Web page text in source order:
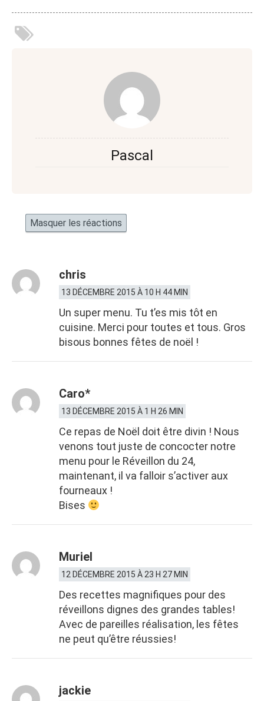
Pascal
Masquer les réactions
chris
13 DÉCEMBRE 2015 À 10 H 44 MIN
Un super menu. Tu t’es mis tôt en
cuisine. Merci pour toutes et tous. Gros
bisous bonnes fêtes de noël !
Caro*
13 DÉCEMBRE 2015 À 1 H 26 MIN
Ce repas de Noël doit être divin ! Nous
venons tout juste de concocter notre
menu pour le Réveillon du 24,
maintenant, il va falloir s’activer aux
fourneaux !
Bises
Muriel
12 DÉCEMBRE 2015 À 23 H 27 MIN
Des recettes magnifiques pour des
réveillons dignes des grandes tables!
Avec de pareilles réalisation, les fêtes
ne peut qu’être réussies!
jackie